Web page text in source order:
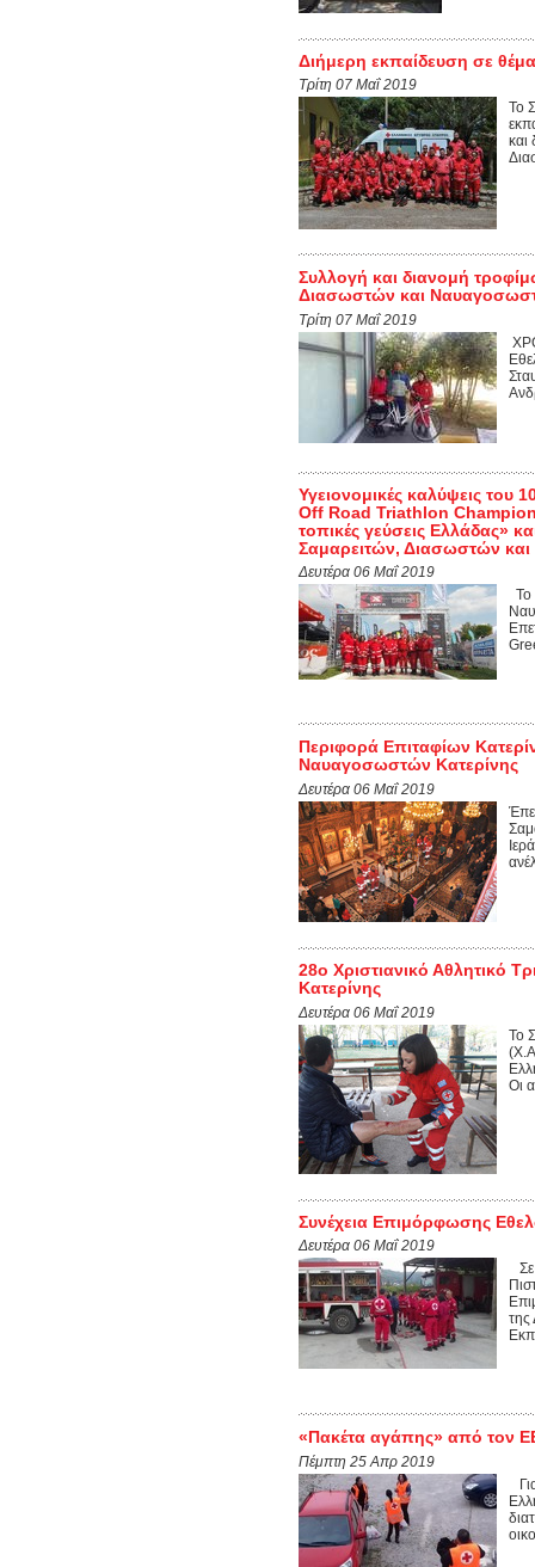
Διήμερη εκπαίδευση σε
Τρίτη 07 Μαΐ 2019
Το
και
Συλλογή και διανομή
Διασωστών και
Τρίτη 07 Μαΐ 2019
Υγειονομικές καλύψεις του
Off Road Triathlon
τοπικές γεύσεις Ελλάδας»
Σαμαρειτών, Διασωστών
Δευτέρα 06 Μαΐ 2019
Το
Περιφορά Επιταφίων
Ναυαγοσωστών Κατερίνης
Δευτέρα 06 Μαΐ 2019
28o Χριστιανικό Αθλητικό
Κατερίνης
Δευτέρα 06 Μαΐ 2019
Το
Οι
Συνέχεια Επιμόρφωσης
Δευτέρα 06 Μαΐ 2019
Σε
της
«Πακέτα αγάπης» από τον
Πέμπτη 25 Απρ 2019